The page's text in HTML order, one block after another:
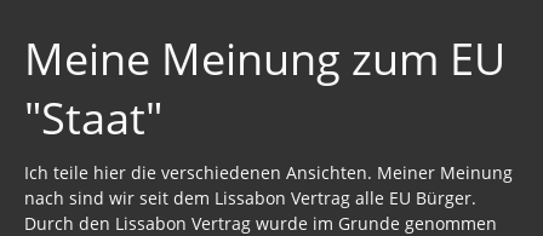
AUFKLÄRUNG 2Q2Q
Wasser 2019
Strahlung / 5 G
Meine Meinung zum EU
"Staat"
Ich teile hier die verschiedenen Ansichten. Meiner Meinung
nach sind wir seit dem Lissabon Vertrag alle EU Bürger.
Durch den Lissabon Vertrag wurde im Grunde genommen